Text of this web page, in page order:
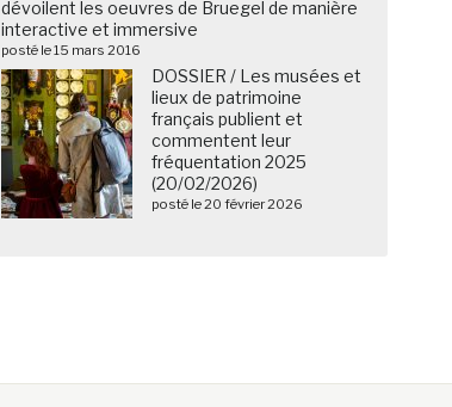
dévoilent les oeuvres de Bruegel de manière
interactive et immersive
posté le 15 mars 2016
DOSSIER / Les musées et
lieux de patrimoine
français publient et
commentent leur
fréquentation 2025
(20/02/2026)
posté le 20 février 2026